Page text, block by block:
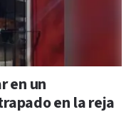
en un
en la reja